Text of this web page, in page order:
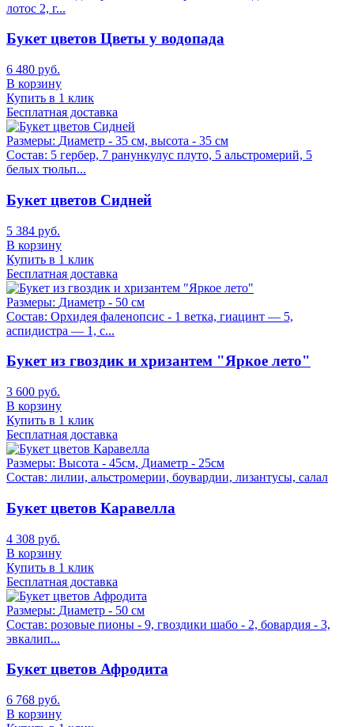
лотос 2, г...
Букет цветов Цветы у водопада
6 480 руб.
В корзину
Купить в 1 клик
Бесплатная доставка
Размеры: Диаметр - 35 см, высота - 35 см
Состав: 5 гербер, 7 ранункулус плуто, 5 альстромерий, 5
белых тюльп...
Букет цветов Сидней
5 384 руб.
В корзину
Купить в 1 клик
Бесплатная доставка
Размеры: Диаметр - 50 см
Состав: Орхидея фаленопсис - 1 ветка, гиацинт — 5,
аспидистра — 1, с...
Букет из гвоздик и хризантем "Яркое лето"
3 600 руб.
В корзину
Купить в 1 клик
Бесплатная доставка
Размеры: Высота - 45см, Диаметр - 25см
Состав: лилии, альстромерии, боувардии, лизантусы, салал
Букет цветов Каравелла
4 308 руб.
В корзину
Купить в 1 клик
Бесплатная доставка
Размеры: Диаметр - 50 см
Состав: розовые пионы - 9, гвоздики шабо - 2, бовардия - 3,
эвкалип...
Букет цветов Афродита
6 768 руб.
В корзину